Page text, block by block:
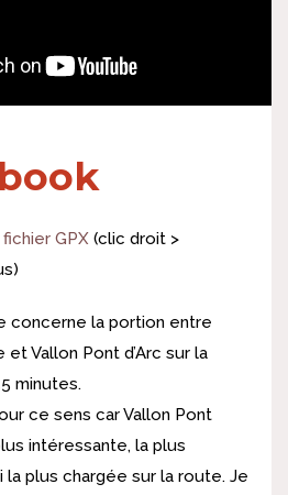
GPX (clic droit >
concerne la portion entre
et Vallon Pont d’Arc sur la
minutes.
ce sens car Vallon Pont
intéressante, la plus
la plus chargée sur la route. Je